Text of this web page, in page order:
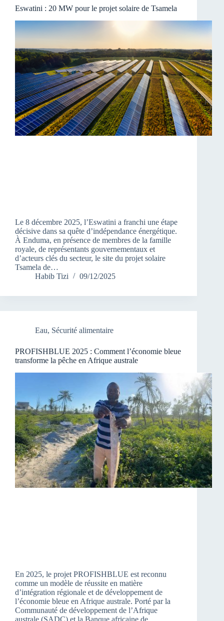
Eswatini : 20 MW pour le projet solaire de Tsamela
Le 8 décembre 2025, l’Eswatini a franchi une étape
décisive dans sa quête d’indépendance énergétique.
À Enduma, en présence de membres de la famille
royale, de représentants gouvernementaux et
d’acteurs clés du secteur, le site du projet solaire
Tsamela de…
Habib Tizi
09/12/2025
Eau, Sécurité alimentaire
PROFISHBLUE 2025 : Comment l’économie bleue
transforme la pêche en Afrique australe
En 2025, le projet PROFISHBLUE est reconnu
comme un modèle de réussite en matière
d’intégration régionale et de développement de
l’économie bleue en Afrique australe. Porté par la
Communauté de développement de l’Afrique